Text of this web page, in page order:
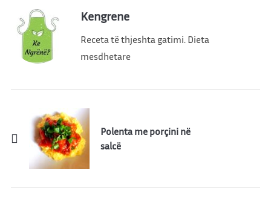
Kengrene
Receta të thjeshta gatimi. Dieta
mesdhetare
Polenta me porçini në
salcë